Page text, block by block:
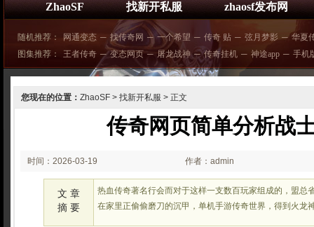
ZhaoSF 找新开私服 zhaosf发布网
随机推荐： 网通变态 ─ 找传奇网 ─ 一个希望 ─ 传奇 贴 ─ 弦月梦影 ─ 华夏
图集推荐：
王者传奇 ─ 变态网页 ─ 屠龙战神 ─ 传奇挂机 ─ 神途app ─ 手机
您现在的位置： ZhaoSF > 找新开私服 > 正文
传奇网页简单分析战
时间：2026-03-19
02:23:39
作者：admin
文 章
摘 要
热血传奇著名行会而对于这样一支数百玩家组成的，盟总
在家里正偷偷磨刀的沉甲，单机手游传奇世界，得到火龙